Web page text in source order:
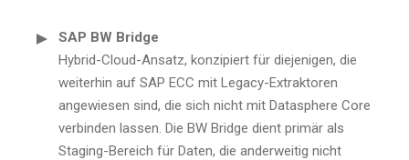
SAP BW Bridge
Hybrid-Cloud-Ansatz, konzipiert für diejenigen, die
weiterhin auf SAP ECC mit Legacy-Extraktoren
angewiesen sind, die sich nicht mit Datasphere Core
verbinden lassen. Die BW Bridge dient primär als
Staging-Bereich für Daten, die anderweitig nicht